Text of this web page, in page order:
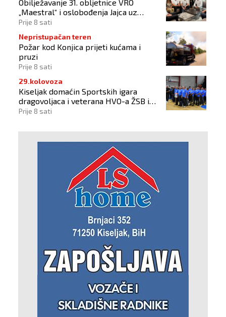
Obilježavanje 31. obljetnice VRO
„Maestral“ i oslobođenja Jajca uz
pokroviteljstvo HNS-a BiH
Prije 8 sati
Nepristupačan teren
Požar kod Konjica prijeti kućama i
pruzi
Prije 8 sati
29.kolovoza
Kiseljak domaćin Sportskih igara
dragovoljaca i veterana HVO-a ŽSB i
Dana branitelja
Prije 8 sati